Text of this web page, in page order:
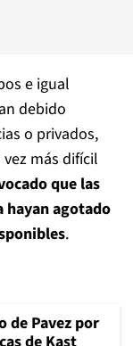
e igual
debido
o privados,
más difícil
que las
hayan agotado
.
de Pavez por